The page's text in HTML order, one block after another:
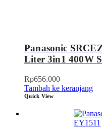
Panasonic
Liter 3in1 400W
Rp656.000
Tambah ke keranjang
Quick View